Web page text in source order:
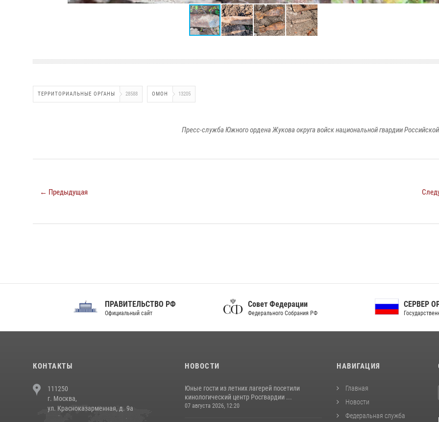
ТЕРРИТОРИАЛЬНЫЕ ОРГАНЫ 28588 ОМОН 13205
Пресс-служба Южного ордена Жукова округа войск национальной гвардии
← Предыдущая
ПРАВИТЕЛЬСТВО РФ
Официальный сайт
Совет Федерации
Федерального Собрания РФ
СЕРВЕР ОРГАНОВ
Государственной власти РФ
КОНТАКТЫ
111250
г. Москва,
ул. Красноказарменная, д. 9а
НОВОСТИ
Юные гости из летних лагерей посетили
кинологический центр Росгвардии ...
07 августа 2026, 12:20
НАВИГАЦИЯ
Главная
Новости
Федеральная служба